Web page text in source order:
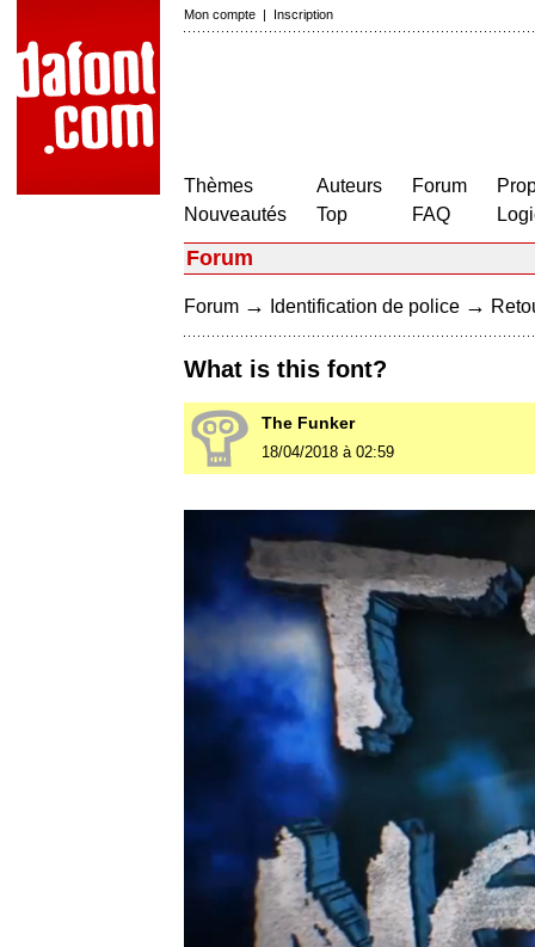
Mon compte | Inscription
Thèmes
Nouveautés
Auteurs
Top
Forum
FAQ
Forum
Forum → Identification de police →
What is this font?
The Funker
18/04/2018 à 02:59